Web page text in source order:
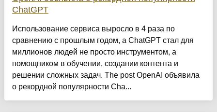
ChatGPT
Использование сервиса выросло в 4 раза по
сравнению с прошлым годом, а ChatGPT стал для
миллионов людей не просто инструментом, а
помощником в обучении, создании контента и
решении сложных задач. The post OpenAI объявила
о рекордной популярности Cha...